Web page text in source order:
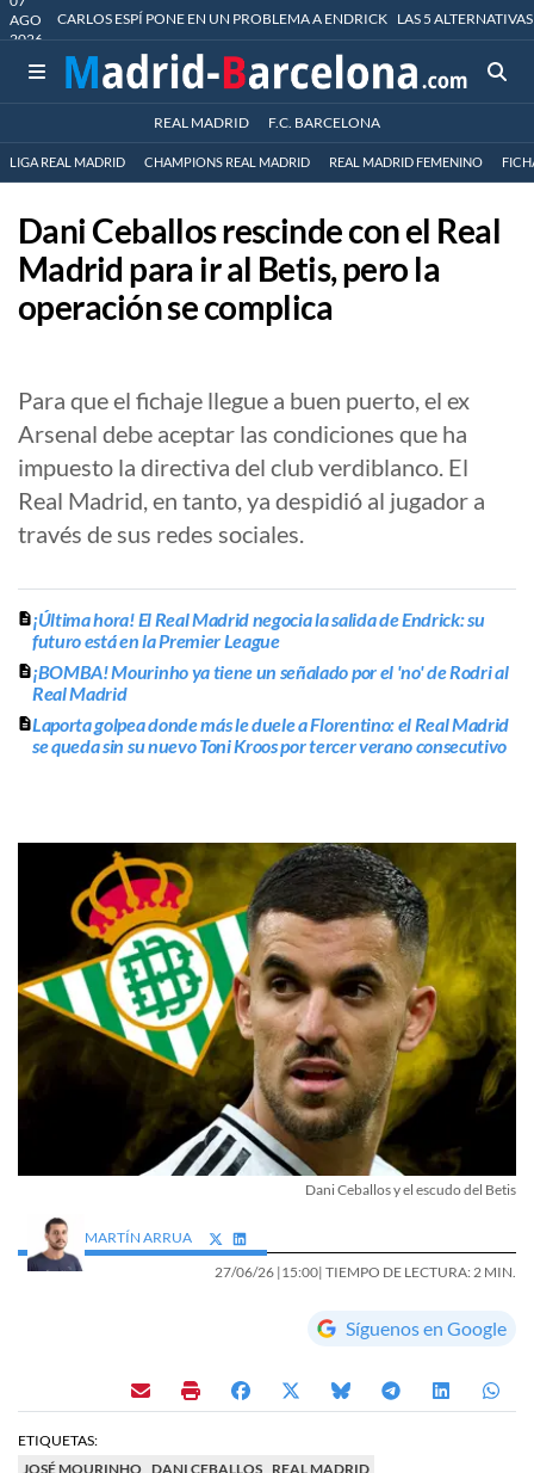
AGO
2026
CARLOS ESPÍ PONE EN UN PROBLEMA A ENDRICK LAS 5
REAL MADRID F.C. BARCELONA
LIGA REAL MADRID CHAMPIONS REAL MADRID REAL MADRID FEMENINO
Dani Ceballos rescinde con el Real
Madrid para ir al Betis, pero la
operación se complica
Para que el fichaje llegue a buen puerto, el ex
Arsenal debe aceptar las condiciones que ha
impuesto la directiva del club verdiblanco. El
Real Madrid, en tanto, ya despidió al jugador a
través de sus redes sociales.
¡Última hora! El Real Madrid negocia la salida de Endrick: su
futuro está en la Premier League
¡BOMBA! Mourinho ya tiene un señalado por el 'no' de Rodri al
Real Madrid
Laporta golpea donde más le duele a Florentino: el Real Madrid
se queda sin su nuevo Toni Kroos por tercer verano consecutivo
Dani Ceballos y el escudo del Betis
MARTÍN ARRUA
27/06/26 |15:00| TIEMPO DE LECTURA: 2 MIN.
Síguenos en Google
ETIQUETAS:
JOSÉ MOURINHO DANI CEBALLOS REAL MADRID